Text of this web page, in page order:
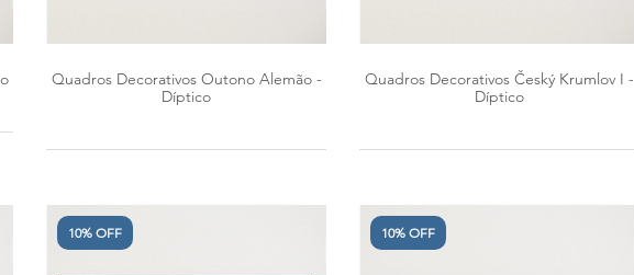
Quadros Decorativos Outono Alemão -
Díptico
Quadros Decorativos Český Krumlov I -
Díptico
10% OFF 10% OFF